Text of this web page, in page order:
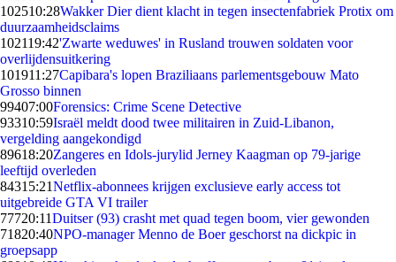
102510:28Wakker Dier dient klacht in tegen insectenfabriek Protix om
duurzaamheidsclaims
102119:42'Zwarte weduwes' in Rusland trouwen soldaten voor
overlijdensuitkering
101911:27Capibara's lopen Braziliaans parlementsgebouw Mato
Grosso binnen
99407:00Forensics: Crime Scene Detective
93310:59Israël meldt dood twee militairen in Zuid-Libanon,
vergelding aangekondigd
89618:20Zangeres en Idols-jurylid Jerney Kaagman op 79-jarige
leeftijd overleden
84315:21Netflix-abonnees krijgen exclusieve early access tot
uitgebreide GTA VI trailer
77720:11Duitser (93) crasht met quad tegen boom, vier gewonden
71820:40NPO-manager Menno de Boer geschorst na dickpic in
groepsapp